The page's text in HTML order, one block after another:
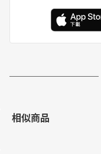
相似商品